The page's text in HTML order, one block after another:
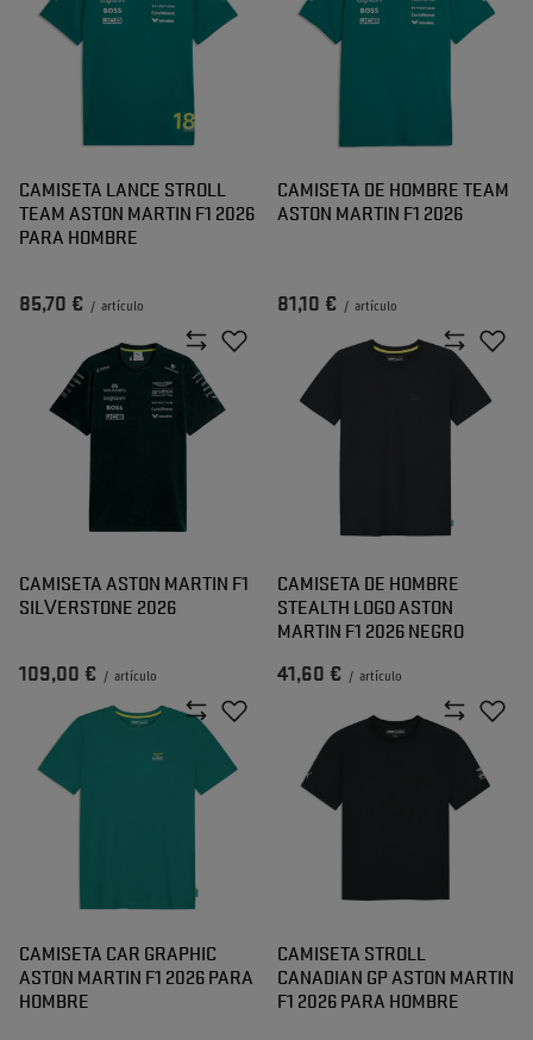
CAMISETA LANCE STROLL
TEAM ASTON MARTIN F1 2026
PARA HOMBRE
85,70 € / artículo
CAMISETA DE HOMBRE TEAM
ASTON MARTIN F1 2026
81,10 € / artículo
CAMISETA ASTON MARTIN F1
SILVERSTONE 2026
109,00 € / artículo
CAMISETA DE HOMBRE
STEALTH LOGO ASTON
MARTIN F1 2026 NEGRO
41,60 € / artículo
CAMISETA CAR GRAPHIC
ASTON MARTIN F1 2026 PARA
HOMBRE
CAMISETA STROLL
CANADIAN GP ASTON MARTIN
F1 2026 PARA HOMBRE